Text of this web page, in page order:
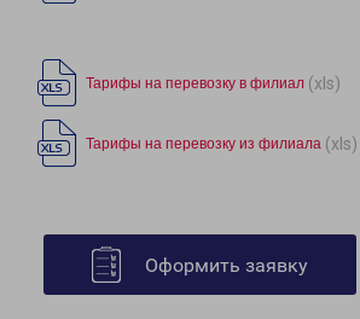
Тарифы на перевозку в филиал (xls)
Тарифы на перевозку из филиала (xls)
Оформить заявку